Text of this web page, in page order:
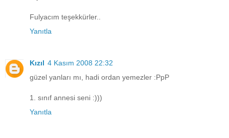
Fulyacım teşekkürler..
Yanıtla
Kızıl 4 Kasım 2008 22:32
güzel yanları mı, hadi ordan yemezler :PpP
1. sınıf annesi seni :)))
Yanıtla